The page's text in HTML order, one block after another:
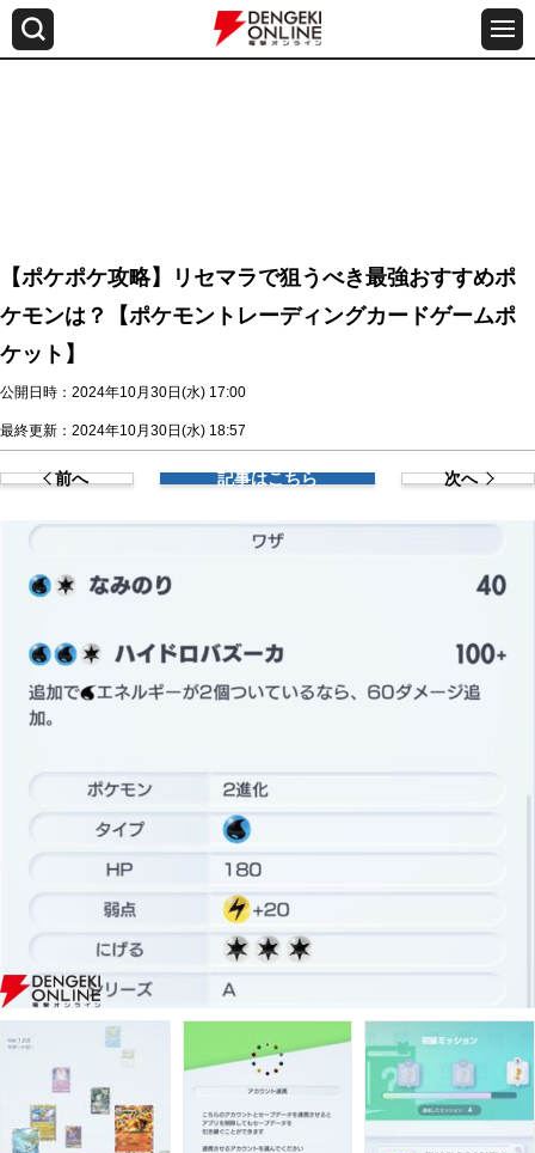
【ポケポケ攻略】リセマラで狙うべき最強おすすめポ
ケモンは？【ポケモントレーディングカードゲームポ
ケット】
公開日時：2024年10月30日(水) 17:00
最終更新：2024年10月30日(水) 18:57
前へ 記事はこちら 次へ